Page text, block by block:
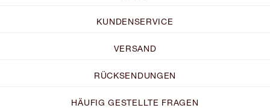
KUNDENSERVICE
VERSAND
RÜCKSENDUNGEN
HÄUFIG GESTELLTE FRAGEN